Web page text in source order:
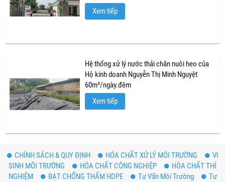
Xem tiếp
Hệ thống xử lý nước thải chăn nuôi heo của
Hộ kinh doanh Nguyễn Thị Minh Nguyệt
60m³/ngày.đêm
Xem tiếp
CHÍNH SÁCH & QUY ĐỊNH HÓA CHẤT XỬ LÝ MÔI TRƯỜNG
VI
SINH MÔI TRƯỜNG
HÓA CHẤT CÔNG NGHIỆP
HÓA CHẤT THÍ
NGHIỆM
BẠT CHỐNG THẤM HDPE Tư Vấn Môi Trường
Tư